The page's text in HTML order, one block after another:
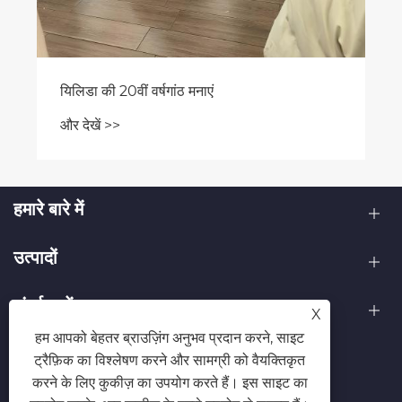
यिलिडा की 20वीं वर्षगांठ मनाएं
और देखें >>
हमारे बारे में
उत्पादों
संपर्क करें
हमारे पर का पालन करें
X
हम आपको बेहतर ब्राउज़िंग अनुभव प्रदान करने, साइट
ट्रैफ़िक का विश्लेषण करने और सामग्री को वैयक्तिकृत
करने के लिए कुकीज़ का उपयोग करते हैं। इस साइट का